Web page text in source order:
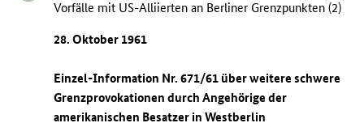
Vorfälle mit US-Alliierten an Berliner Grenzpunkten (2)
28. Oktober 1961
Einzel-Information Nr. 671/61 über weitere schwere
Grenzprovokationen durch Angehörige der
amerikanischen Besatzer in Westberlin